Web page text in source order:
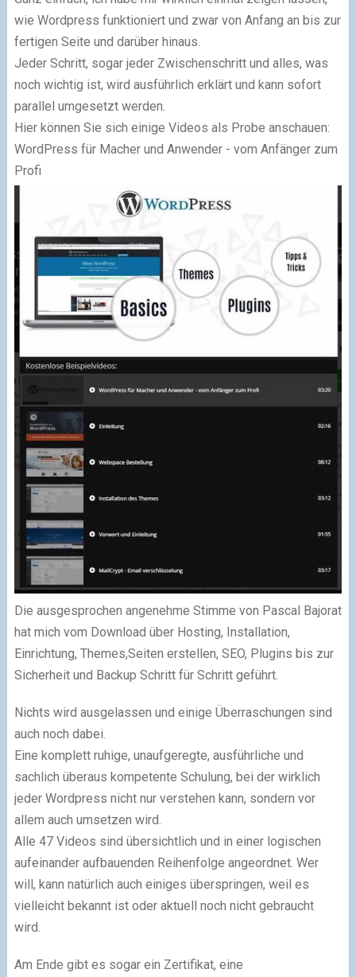
wie Wordpress funktioniert und zwar von Anfang an bis zur
fertigen Seite und darüber hinaus.
Jeder Schritt, sogar jeder Zwischenschritt und alles, was
noch wichtig ist, wird ausführlich erklärt und kann sofort
parallel umgesetzt werden.
Hier können Sie sich einige Videos als Probe anschauen:
WordPress für Macher und Anwender - vom Anfänger zum
Profi
Die ausgesprochen angenehme Stimme von Pascal Bajorat
hat mich vom Download über Hosting, Installation,
Einrichtung, Themes,Seiten erstellen, SEO, Plugins bis zur
Sicherheit und Backup Schritt für Schritt geführt.
Nichts wird ausgelassen und einige Überraschungen sind
auch noch dabei.
Eine komplett ruhige, unaufgeregte, ausführliche und
sachlich überaus kompetente Schulung, bei der wirklich
jeder Wordpress nicht nur verstehen kann, sondern vor
allem auch umsetzen wird.
Alle 47 Videos sind übersichtlich und in einer logischen
aufeinander aufbauenden Reihenfolge angeordnet. Wer
will, kann natürlich auch einiges überspringen, weil es
vielleicht bekannt ist oder aktuell noch nicht gebraucht
wird.
Am Ende gibt es sogar ein Zertifikat, eine